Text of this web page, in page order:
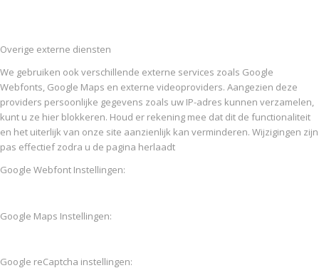
Overige externe diensten
We gebruiken ook verschillende externe services zoals Google
Webfonts, Google Maps en externe videoproviders. Aangezien deze
providers persoonlijke gegevens zoals uw IP-adres kunnen verzamelen,
kunt u ze hier blokkeren. Houd er rekening mee dat dit de functionaliteit
en het uiterlijk van onze site aanzienlijk kan verminderen. Wijzigingen zijn
pas effectief zodra u de pagina herlaadt
Google Webfont Instellingen:
Google Maps Instellingen:
Google reCaptcha instellingen: